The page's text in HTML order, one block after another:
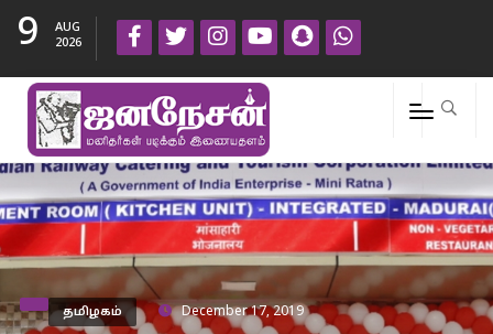
9
AUG
2026
தமிழகம் December 17, 2019